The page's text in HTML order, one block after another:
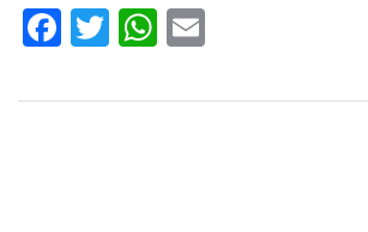
Facebook
TwitterWhatsApp